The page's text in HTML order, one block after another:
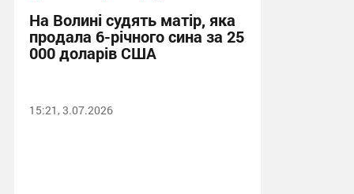
На Волині судять матір, яка
продала 6-річного сина за 25
000 доларів США
15:21, 3.07.2026